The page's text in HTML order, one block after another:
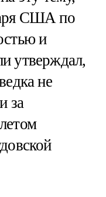
США по
и
утверждал,
не
за